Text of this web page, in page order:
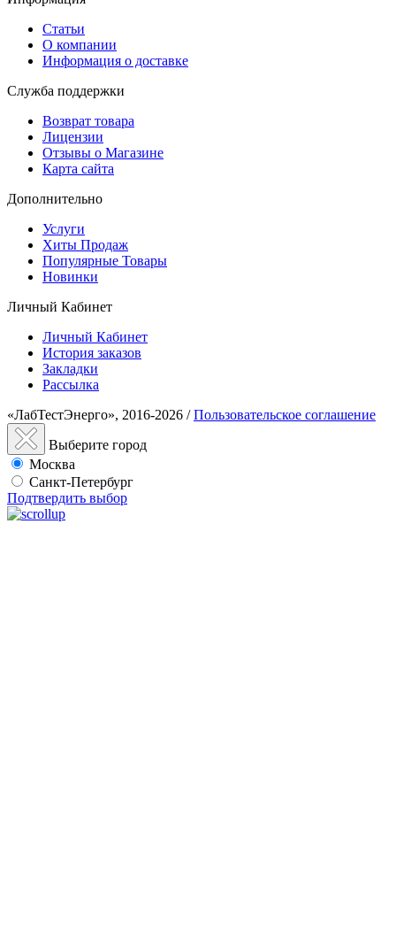
Статьи
О компании
Информация о доставке
Служба поддержки
Возврат товара
Лицензии
Отзывы о Магазине
Карта сайта
Дополнительно
Услуги
Хиты Продаж
Популярные Товары
Новинки
Личный Кабинет
Личный Кабинет
История заказов
Закладки
Рассылка
«ЛабТестЭнерго», 2016-2026 /Пользовательское соглашение
Выберите город
Москва
Санкт-Петербург
Подтвердить выбор